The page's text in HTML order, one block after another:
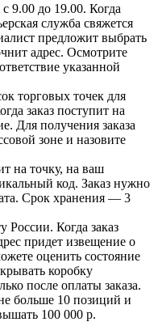
с 9.00 до 19.00. Когда
служба свяжется
предложит выбрать
адрес. Осмотрите
указанной
торговых точек для
заказ поступит на
Для получения заказа
зоне и назовите
на точку, на ваш
код. Заказ нужно
Срок хранения — 3
России. Когда заказ
придет извещение о
оценить состояние
коробку
после оплаты заказа.
больше 10 позиций и
100 000 р.